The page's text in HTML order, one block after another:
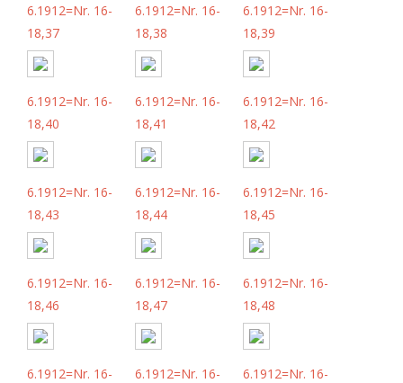
6.1912=Nr. 16-
18,37
6.1912=Nr. 16-
18,38
6.1912=Nr. 16-
18,39
6.1912=Nr. 16-
18,40
6.1912=Nr. 16-
18,41
6.1912=Nr. 16-
18,42
6.1912=Nr. 16-
18,43
6.1912=Nr. 16-
18,44
6.1912=Nr. 16-
18,45
6.1912=Nr. 16-
18,46
6.1912=Nr. 16-
18,47
6.1912=Nr. 16-
18,48
6.1912=Nr. 16-
6.1912=Nr. 16-
6.1912=Nr. 16-